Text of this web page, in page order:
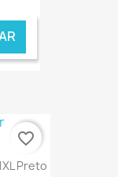
Preto
favorite_border